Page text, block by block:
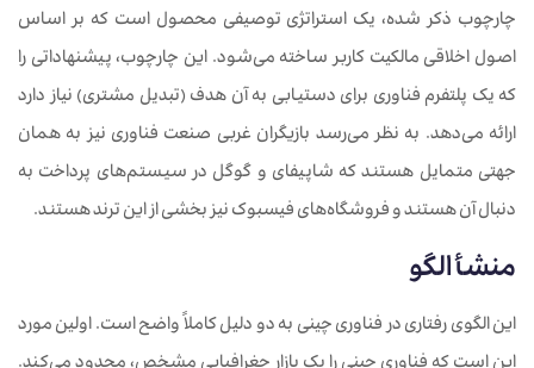
چارچوب ذکر شده، یک استراتژی توصیفی محصول است که بر اساس
اصول اخلاقی مالکیت کاربر ساخته می‌شود. این چارچوب، پیشنهاداتی را
که یک پلتفرم فناوری برای دستیابی به آن هدف (تبدیل مشتری) نیاز دارد
ارائه می‌دهد. به نظر می‌رسد بازیگران غربی صنعت فناوری نیز به همان
جهتی متمایل هستند که شاپیفای و گوگل در سیستم‌های پرداخت به
دنبال آن هستند و فروشگاه‌های فیسبوک نیز بخشی از این ترند هستند.
منشأ الگو
این الگوی رفتاری در فناوری چینی به دو دلیل کاملاً واضح است. اولین مورد